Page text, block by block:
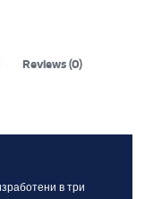
Reviews (0)
в три